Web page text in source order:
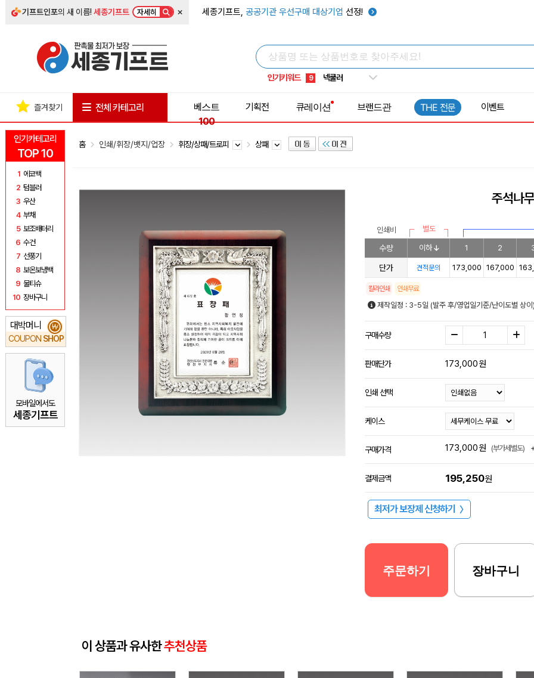
기프트인포의 새 이름!세종기프트 자세히 × 세종기프트, 공공기관 우선구매 대상기업 선정!
인기키워드
5 키캡
8 쿨토시
9 넥쿨러
1 선풍기
인기카테고리
TOP 10
1 에코백
2 텀블러
3 우산
4 부채
5 보조배터리
6 수건
7 선풍기
8 보온보냉백
9 물티슈
10 장바구니
대박머니
COUPON SHOP
₩
모바일에서도
세종기프트
즐겨찾기 전체 카테고리
베스트
100
기획전 큐레이션 브랜드관 THE 전문 이벤트
홈 인쇄/휘장/뱃지/업장 휘장/상패/트로피 상패
주석나
인쇄비 별도
수량 이하 1 2
단가 견적문의 173,000 167,000
칼라인쇄 인쇄무료
제작일정 : 3-5일 (발주 후/영업일기준/난이도별 상
구매수량
판매단가 173,000원
인쇄 선택
케이스
구매가격 173,000원 (부가세별도)
결제금액 195,250원
최저가 보장제 신청하기 〉
주문하기 장바구니
이 상품과 유사한추천상품